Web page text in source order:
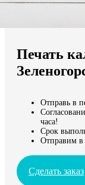
Мы доставляем
Продолжить без
Печать
Отправь в
часа!
Срок
Отправим
Сделать заказ